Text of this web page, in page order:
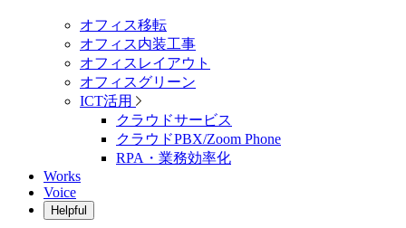
オフィス移転
オフィス内装工事
オフィスレイアウト
オフィスグリーン
ICT活用
クラウドサービス
クラウドPBX/Zoom Phone
RPA・業務効率化
Works
Voice
Helpful